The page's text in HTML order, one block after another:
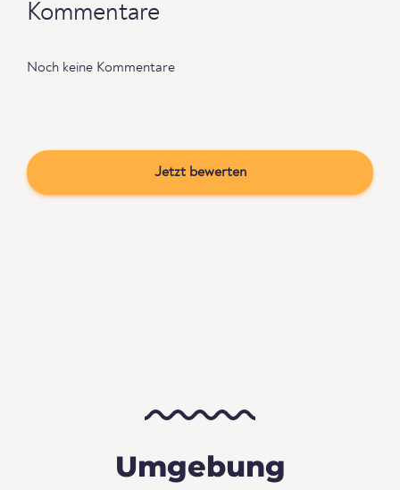
Kommentare
Noch keine Kommentare
Jetzt bewerten
Umgebung